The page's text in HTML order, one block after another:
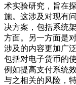
术实验研究，旨在
施。这涉及对现有
决方案，包括系统
方面。另一方面是
涉及的内容更加广
包括对电子货币的
例如提高支付系统
与之相关的风险，